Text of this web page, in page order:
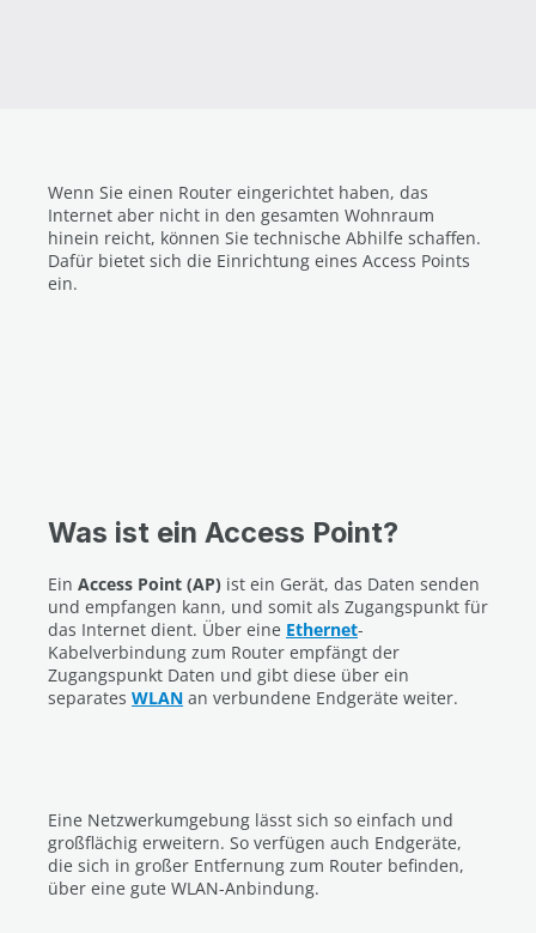
Wenn Sie einen Router eingerichtet haben, das
Internet aber nicht in den gesamten Wohnraum
hinein reicht, können Sie technische Abhilfe schaffen.
Dafür bietet sich die Einrichtung eines Access Points
ein.
Was ist ein Access Point?
Ein Access Point (AP) ist ein Gerät, das Daten senden
und empfangen kann, und somit als Zugangspunkt für
das Internet dient. Über eine Ethernet-
Kabelverbindung zum Router empfängt der
Zugangspunkt Daten und gibt diese über ein
separates WLAN an verbundene Endgeräte weiter.
Eine Netzwerkumgebung lässt sich so einfach und
großflächig erweitern. So verfügen auch Endgeräte,
die sich in großer Entfernung zum Router befinden,
über eine gute WLAN-Anbindung.